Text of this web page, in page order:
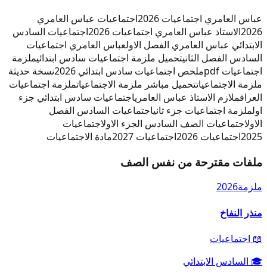
عباس العامري اجتماعيات 2026
اجتماعيات عباس العامري
2026الاستاذ عباس العامري اجتماعيات 2026
اجتماعيات السادس
الابتدائي عباس العامري الفصل الاولعباس العامري اجتماعيات
السادس الفصل الثانيتحميل ملزمة اجتماعيات سادس ابتدائيملزمة
اجتماعيات pdf
ملخص اجتماعيات سادس ابتدائي 2026
نسخة حديثة
ملزمة الاجتماعياتتحميل مباشر ملزمة الاجتماعياتملزمة اجتماعيات
العراقملازم الاستاذ عباس العامرياجتماعيات سادس ابتدائي جزء
اولملزمة اجتماعيات جزء ثانياجتماعيات السادس الفصل
الاولاجتماعيات الصف السادس الجزء الاولاجتماعيات
2025اجتماعيات 2026 اجتماعيات 2027 مادة الاجتماعيات
ملفات مقترحة من نفس الصف
ملزمة2026
منذر النفاخ
📖 اجتماعيات
🎓 السادس الابتدائي